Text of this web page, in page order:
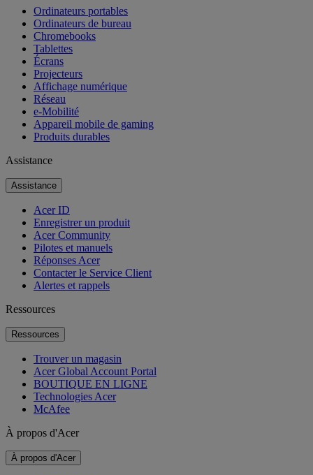
Ordinateurs portables
Ordinateurs de bureau
Chromebooks
Tablettes
Écrans
Projecteurs
Affichage numérique
Réseau
e-Mobilité
Appareil mobile de gaming
Produits durables
Assistance
Assistance
Acer ID
Enregistrer un produit
Acer Community
Pilotes et manuels
Réponses Acer
Contacter le Service Client
Alertes et rappels
Ressources
Ressources
Trouver un magasin
Acer Global Account Portal
BOUTIQUE EN LIGNE
Technologies Acer
McAfee
À propos d'Acer
À propos d'Acer